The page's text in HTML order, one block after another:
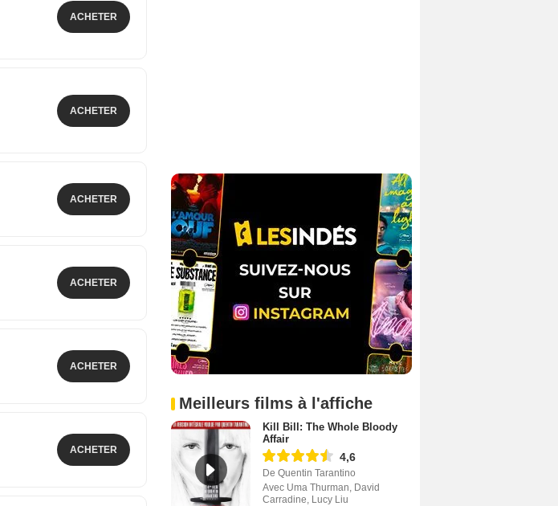
ACHETER
ACHETER
ACHETER
ACHETER
ACHETER
ACHETER
Meilleurs films à l'affiche
Kill Bill: The Whole Bloody
Affair
4,6
De Quentin Tarantino
Avec Uma Thurman, David
Carradine, Lucy Liu